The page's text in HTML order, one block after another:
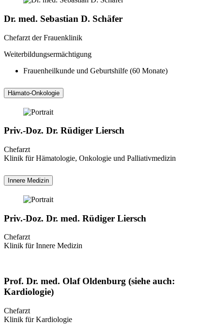
Dr. med. Sebastian D. Schäfer
Chefarzt der Frauenklinik
Weiterbildungsermächtigung
Frauenheilkunde und Geburtshilfe (60 Monate)
Hämato-Onkologie
Priv.-Doz. Dr. Rüdiger Liersch
Chefarzt
Klinik für Hämatologie, Onkologie und Palliativmedizin
Innere Medizin
Priv.-Doz. Dr. med. Rüdiger Liersch
Chefarzt
Klinik für Innere Medizin
Prof. Dr. med. Olaf Oldenburg (siehe auch:
Kardiologie)
Chefarzt
Klinik für Kardiologie